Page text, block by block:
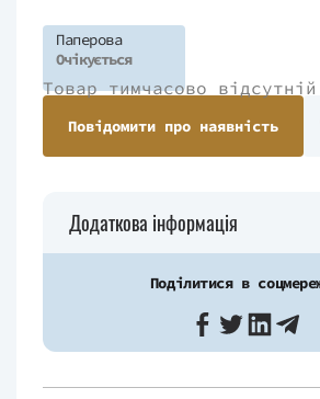
Паперова
Очікується
Товар тимчасово відсутній
Повідомити про наявність
Додаткова інформація
Поділитися в